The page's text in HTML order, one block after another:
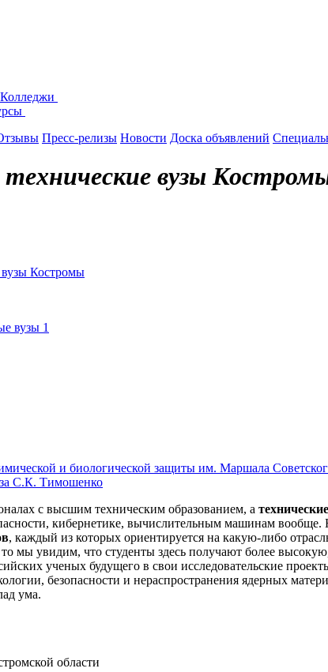
Колледжи
Пресс-релизы Новости Доска объявлений
технические вузы
вузы Костромы
вузы 1
С.К. Тимошенко
с высшим техническим образованием, а
кибернетике, вычислительным машинам
, каждый из которых ориентируется на какую-либо
то мы увидим, что студенты здесь получают более
ученых будущего в свои исследовательские
безопасности и нераспространения ядерных
ума.
области